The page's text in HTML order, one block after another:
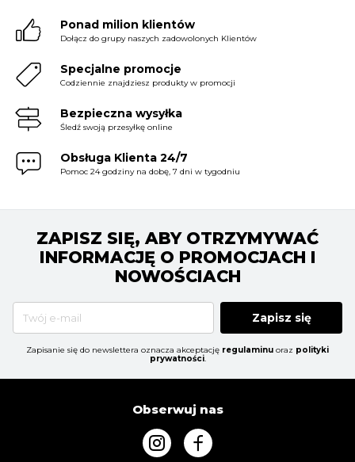
Ponad milion klientów
Dołącz do grupy naszych zadowolonych Klientów
Specjalne promocje
Codziennie znajdziesz produkty w promocji
Bezpieczna wysyłka
Śledź swoją przesyłkę online
Obsługa Klienta 24/7
Pomoc 24 godziny na dobę, 7 dni w tygodniu
ZAPISZ SIĘ, ABY OTRZYMYWAĆ
INFORMACJĘ O PROMOCJACH I
NOWOŚCIACH
Zapisz się
Zapisanie się do newslettera oznacza akceptację regulaminu oraz polityki
prywatności.
Obserwuj nas